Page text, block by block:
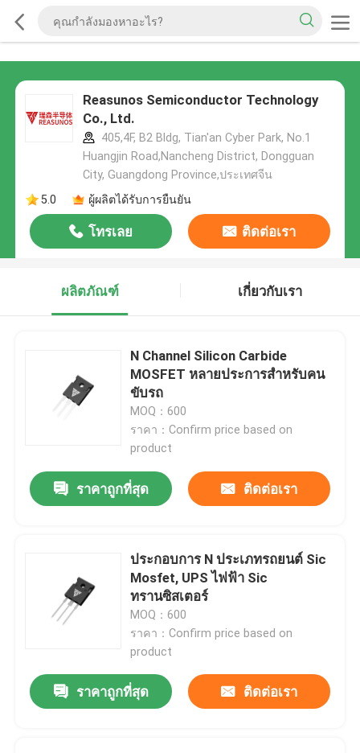
Reasunos Semiconductor Technology
Co., Ltd.
405,4F, B2 Bldg, Tian'an Cyber Park, No.1
Huangjin Road,Nancheng District, Dongguan
City, Guangdong Province,ประเทศจีน
5.0
ผู้ผลิตได้รับการยืนยัน
โทรเลย ติดต่อเรา
ผลิตภัณฑ์ เกี่ยวกับเรา
N Channel Silicon Carbide
MOSFET หลายประการสําหรับคน
ขับรถ
MOQ：600
ราคา：Confirm price based on
product
ราคาถูกที่สุด ติดต่อเรา
ประกอบการ N ประเภทรถยนต์ Sic
Mosfet, UPS ไฟฟ้า Sic
ทรานซิสเตอร์
MOQ：600
ราคา：Confirm price based on
product
ราคาถูกที่สุด ติดต่อเรา